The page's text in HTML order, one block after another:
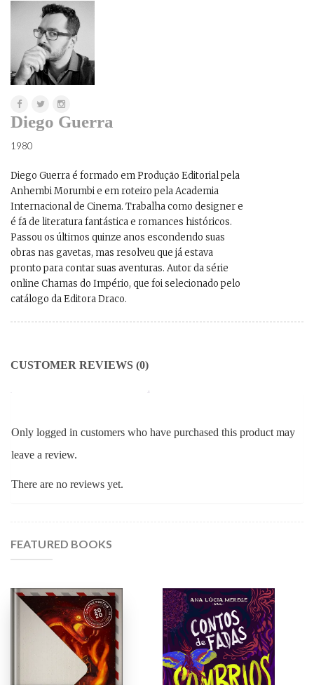
Diego Guerra
1980
Diego Guerra é formado em Produção Editorial pela
Anhembi Morumbi e em roteiro pela Academia
Internacional de Cinema. Trabalha como designer e
é fã de literatura fantástica e romances históricos.
Passou os últimos quinze anos escondendo suas
obras nas gavetas, mas resolveu que já estava
pronto para contar suas aventuras. Autor da série
online Chamas do Império, que foi selecionado pelo
catálogo da Editora Draco.
CUSTOMER REVIEWS (0)
Only logged in customers who have purchased this product may
leave a review.
There are no reviews yet.
FEATURED BOOKS